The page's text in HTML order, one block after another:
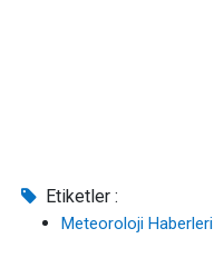
Etiketler :
Meteoroloji Haberleri